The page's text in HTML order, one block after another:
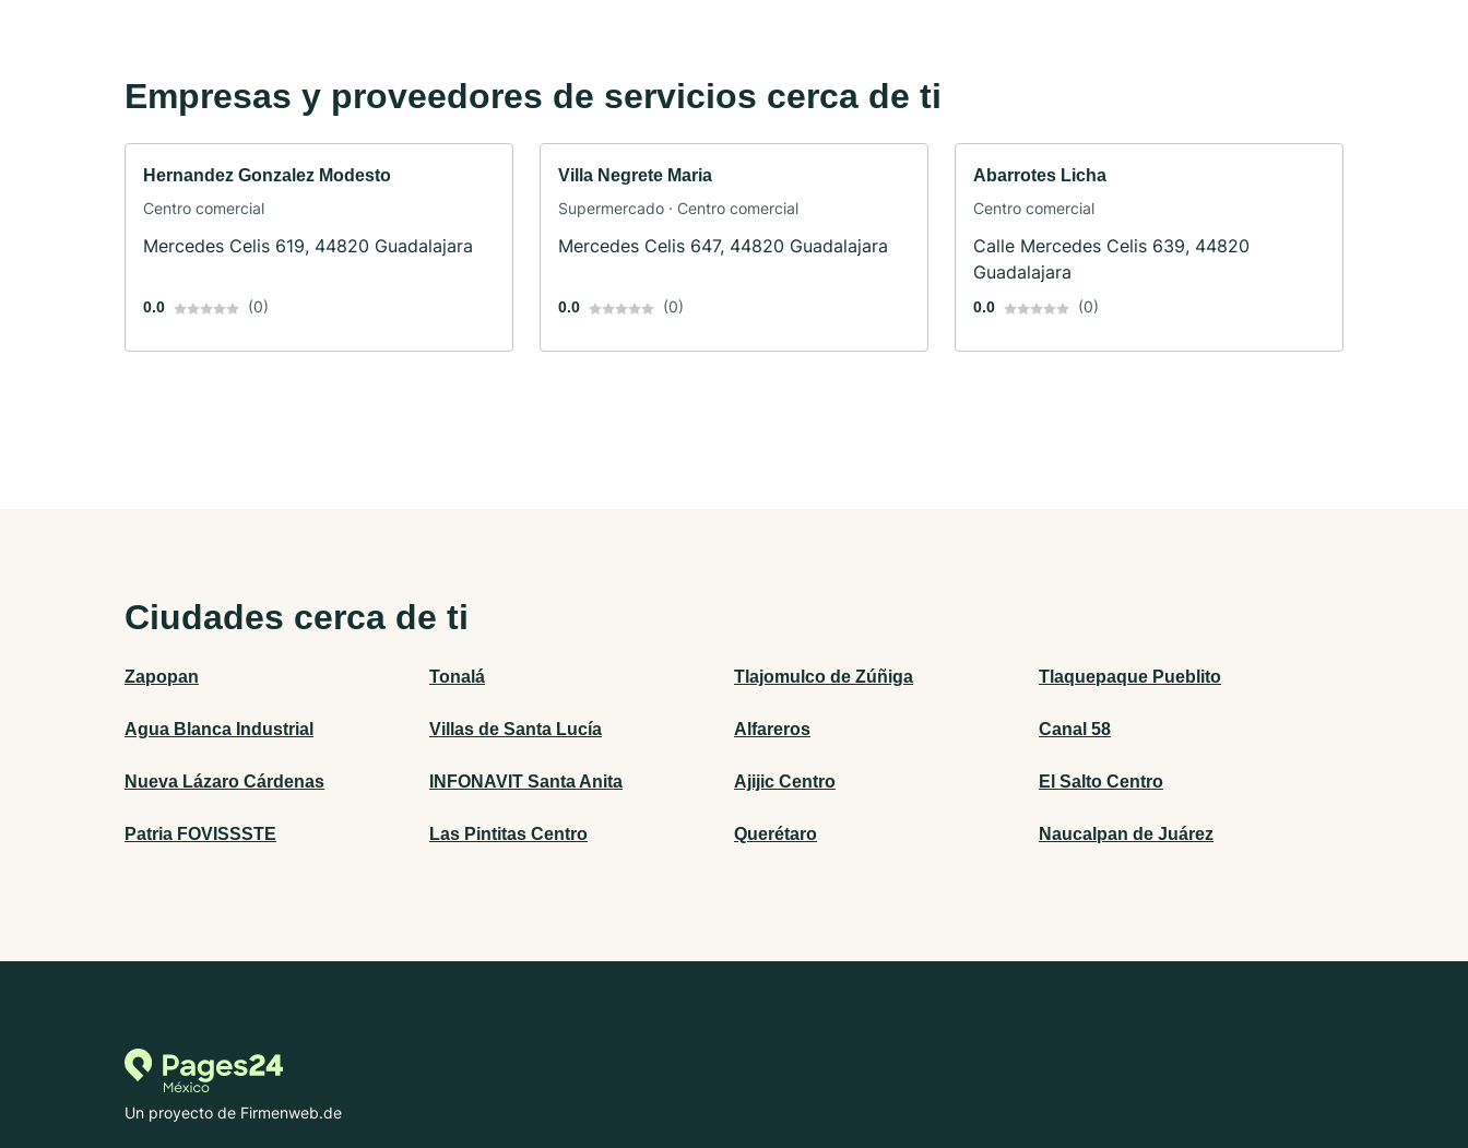
Empresas y proveedores de servicios cerca de ti
Hernandez Gonzalez Modesto
Centro comercial
Mercedes Celis 619, 44820 Guadalajara
0.0 (0)
Villa Negrete Maria
Supermercado · Centro comercial
Mercedes Celis 647, 44820 Guadalajara
0.0 (0)
Abarrotes Licha
Centro comercial
Calle Mercedes Celis 639, 44820
Guadalajara
0.0 (0)
Ciudades cerca de ti
Zapopan Tonalá Tlajomulco de Zúñiga Tlaquepaque Pueblito
Agua Blanca Industrial Villas de Santa Lucía Alfareros Canal 58
Nueva Lázaro Cárdenas INFONAVIT Santa Anita Ajijic Centro El Salto Centro
Patria FOVISSSTE Las Pintitas Centro Querétaro Naucalpan de Juárez
Un proyecto de Firmenweb.de